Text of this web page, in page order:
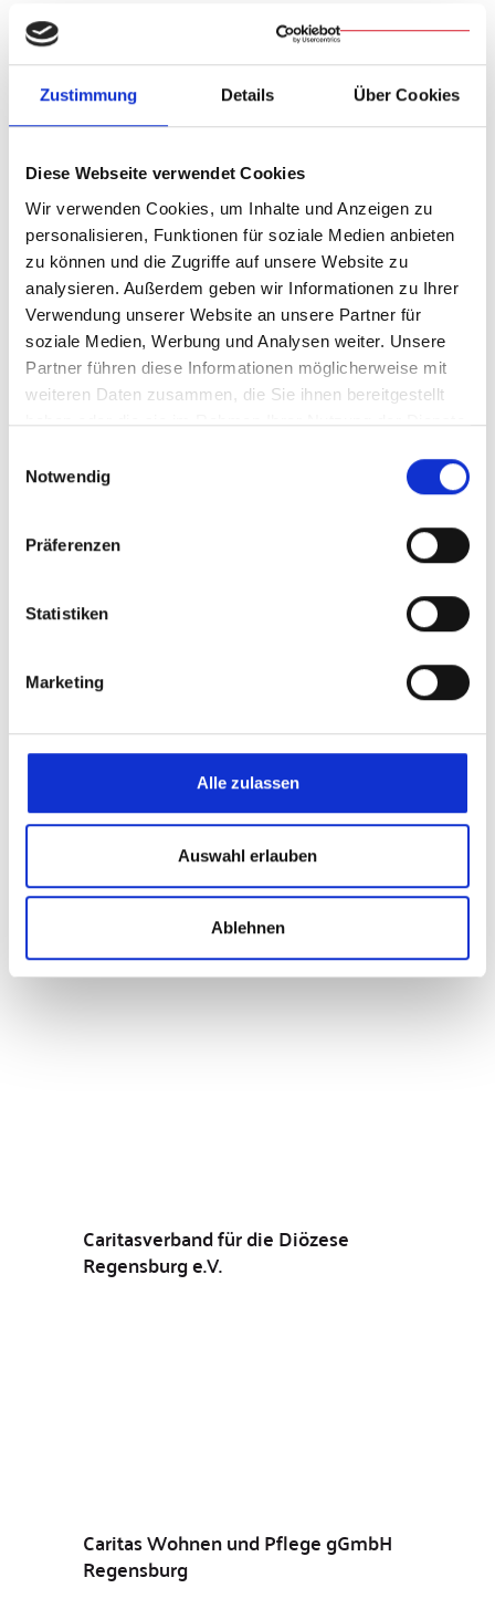
Zustimmung Details Über Cookies
Diese Webseite verwendet Cookies
Wir verwenden Cookies, um Inhalte und Anzeigen zu
personalisieren, Funktionen für soziale Medien anbieten
zu können und die Zugriffe auf unsere Website zu
analysieren. Außerdem geben wir Informationen zu Ihrer
Verwendung unserer Website an unsere Partner für
soziale Medien, Werbung und Analysen weiter. Unsere
Partner führen diese Informationen möglicherweise mit
weiteren Daten zusammen, die Sie ihnen bereitgestellt
haben oder die sie im Rahmen Ihrer Nutzung der Dienste
Notwendig
Präferenzen
Statistiken
Marketing
Alle zulassen
Auswahl erlauben
Ablehnen
Bischöfliche Knabenseminarstiftung
der Diözese Regensburg
Bischöflicher Stuhl von Regensburg
KdöR
Caritas Kindertageseinrichtungen im
Caritas Krankenhaus St. Maria
gemeinnützige GmbH
Caritasverband für die Diözese
Regensburg e.V.
Caritas Wohnen und Pflege gGmbH
Regensburg